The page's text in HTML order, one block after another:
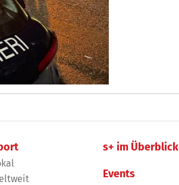
s+ im Überblick
Events